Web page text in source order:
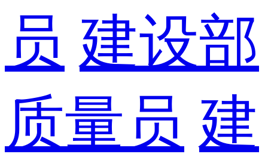
员 建设部
质量员 建